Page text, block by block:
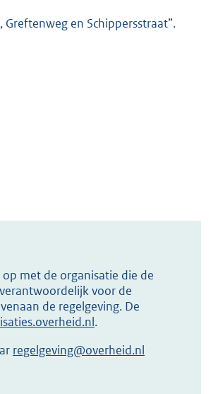
en Schippersstraat”.
met de organisatie die de
voor de
de regelgeving. De
.
regelgeving@overheid.nl